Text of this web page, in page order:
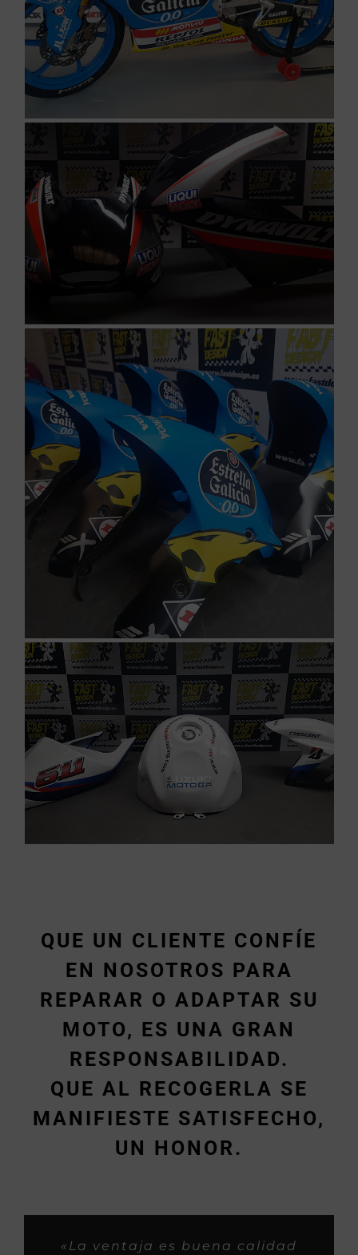
QUE UN CLIENTE CONFÍE
EN NOSOTROS PARA
REPARAR O ADAPTAR SU
MOTO, ES UNA GRAN
RESPONSABILIDAD.
QUE AL RECOGERLA SE
MANIFIESTE SATISFECHO,
UN HONOR.
«La ventaja es buena calidad
«Siempre me habeis tratado
«Son buenos profesionales y
«Muy rápidos y buen trabajo.»
«Trabajos espectaculares y